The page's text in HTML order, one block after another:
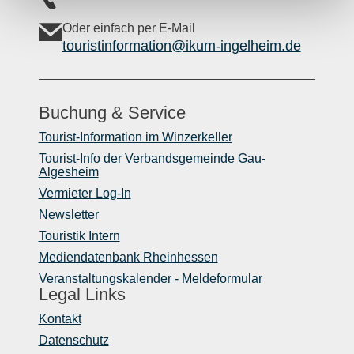
Oder einfach per E-Mail
touristinformation@ikum-ingelheim.de
Buchung & Service
Tourist-Information im Winzerkeller
Tourist-Info der Verbandsgemeinde Gau-
Algesheim
Vermieter Log-In
Newsletter
Touristik Intern
Mediendatenbank Rheinhessen
Veranstaltungskalender - Meldeformular
Legal Links
Kontakt
Datenschutz